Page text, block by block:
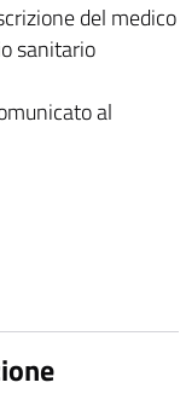
del medico
sanitario
al